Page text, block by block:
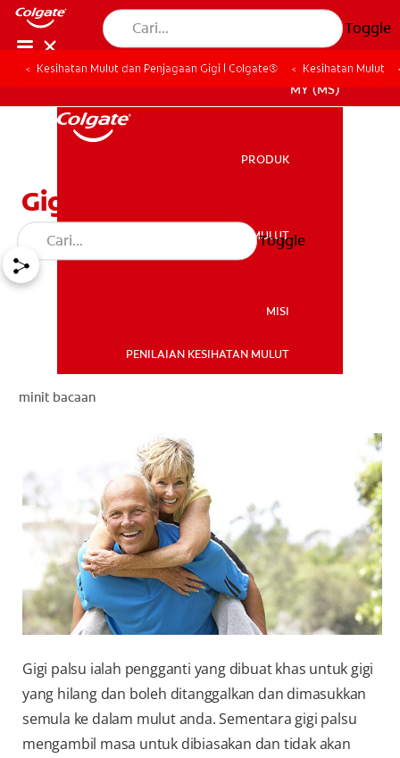
Toggle
MY (MS)
MY (MS)
PRODUK
KESIHATAN MULUT
MISI
PENILAIAN KESIHATAN MULUT
Toggle
Kesihatan Mulut dan Penjagaan Gigi | Colgate® Kesihatan Mulut
Gigi Palsu 101
minit bacaan
Gigi palsu ialah pengganti yang dibuat khas untuk gigi
yang hilang dan boleh ditanggalkan dan dimasukkan
semula ke dalam mulut anda. Sementara gigi palsu
mengambil masa untuk dibiasakan dan tidak akan